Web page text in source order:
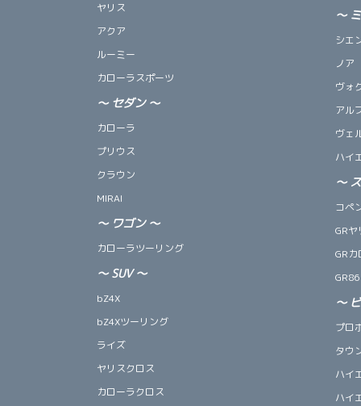
ヤリス
アクア
ルーミー
カローラスポーツ
～ セダン ～
カローラ
プリウス
クラウン
MIRAI
～ ワゴン ～
カローラツーリング
～ SUV～
bZ4X
bZ4Xツーリング
ライズ
ヤリスクロス
カローラクロス
～
シエ
ノア
ヴォ
アル
ヴェ
ハイ
～
コペ
GRヤ
GR
GR86
～
プロ
タウ
ハイ
ハイ